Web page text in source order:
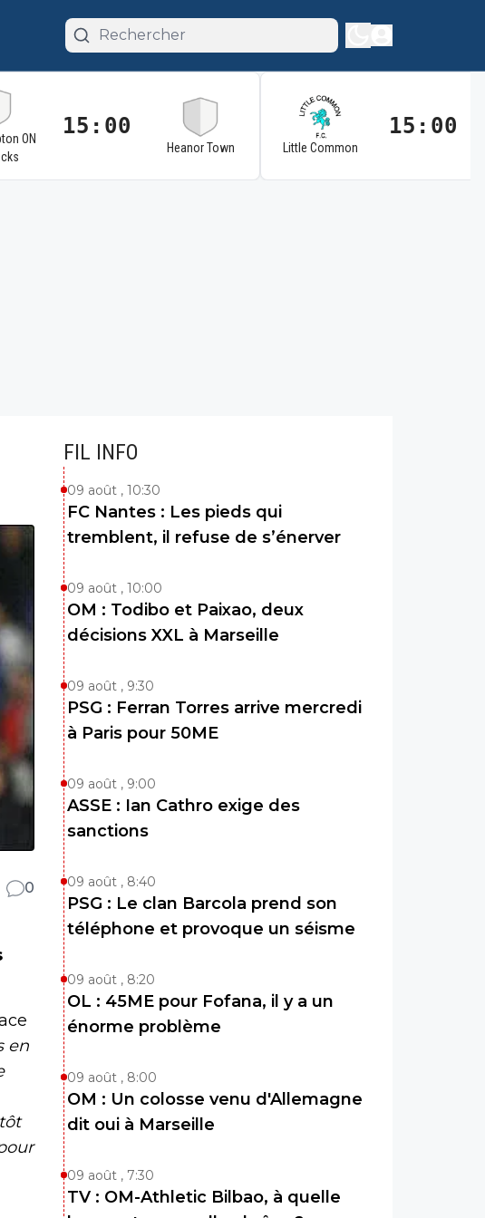
ON
15:00
Heanor Town Little Common
15:00
0
en
FIL INFO
09 août , 10:30
FC Nantes : Les pieds qui
tremblent, il refuse de s’énerver
09 août , 10:00
OM : Todibo et Paixao, deux
décisions XXL à Marseille
09 août , 9:30
PSG : Ferran Torres arrive mercredi
à Paris pour 50ME
09 août , 9:00
ASSE : Ian Cathro exige des
sanctions
09 août , 8:40
PSG : Le clan Barcola prend son
téléphone et provoque un séisme
09 août , 8:20
OL : 45ME pour Fofana, il y a un
énorme problème
09 août , 8:00
OM : Un colosse venu d'Allemagne
dit oui à Marseille
09 août , 7:30
TV : OM-Athletic Bilbao, à quelle